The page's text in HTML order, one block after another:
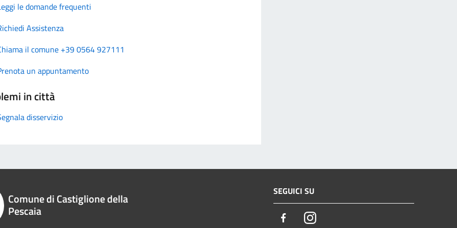
le domande frequenti
Assistenza
il comune +39 0564 927111
un appuntamento
in città
disservizio
Comune di Castiglione della
Pescaia
SEGUICI SU
FacebookInstagram